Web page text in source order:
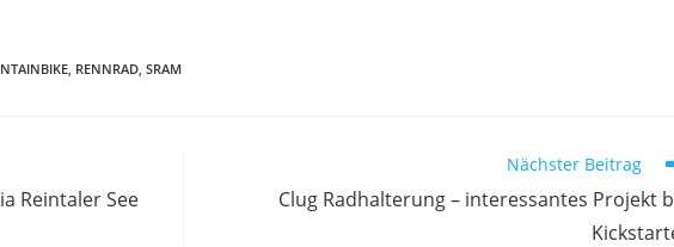
RENNRAD SRAM
Reintaler See
Nächster Beitrag
Clug Radhalterung – interessantes Projekt